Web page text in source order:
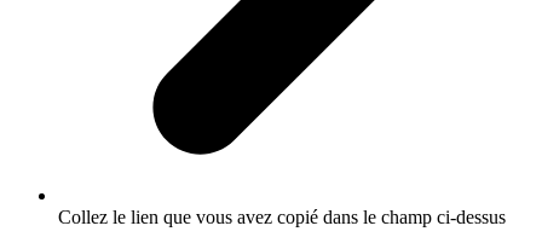
Collez le lien que vous avez copié dans le champ ci-dessus